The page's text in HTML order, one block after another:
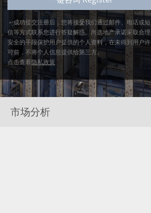
﹡成功提交注册后，您将接受我们通过邮件、电话或短
信等方式联系您进行答疑解惑。尚选地产承诺采取合理
安全的手段保护用户提供的个人资料，在未得到用户许
可前，不将个人信息提供给第三方。
点击查看隐私政策
市场分析